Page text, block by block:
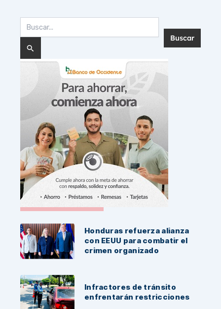
por:
Noticias Recientes:
Honduras refuerza alianza
con EEUU para combatir el
crimen organizado
Infractores de tránsito
enfrentarán restricciones